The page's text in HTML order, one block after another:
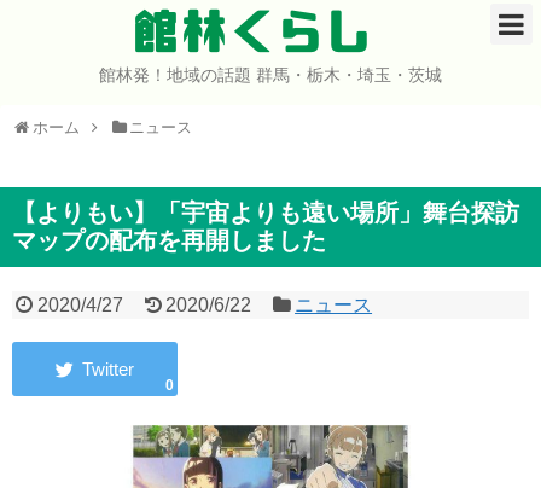
館林くらし
館林発！地域の話題 群馬・栃木・埼玉・茨城
ホーム ニュース
【よりもい】「宇宙よりも遠い場所」舞台探訪
マップの配布を再開しました
2020/4/27 2020/6/22 ニュース
0
ホーム
イベント
グルメ
コミュニティ